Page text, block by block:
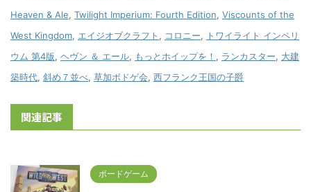
Heaven & Ale, Twilight Imperium: Fourth Edition, Viscounts of the
West Kingdom, エイジオブクラフト , コロニー, トワイライト インペリ
ウム 第4版, ヘヴン ＆ エール, もっとホイップを！ , ランカスター, 大建
築時代, 斜め７並べ, 草加ボドゲ会, 西フランク王国の子爵
関連記事
ボードゲーム